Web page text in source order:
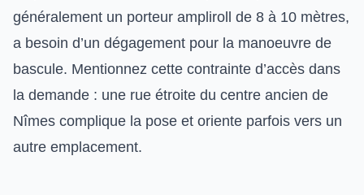
généralement un porteur ampliroll de 8 à 10 mètres,
a besoin d’un dégagement pour la manoeuvre de
bascule. Mentionnez cette contrainte d’accès dans
la demande : une rue étroite du centre ancien de
Nîmes complique la pose et oriente parfois vers un
autre emplacement.